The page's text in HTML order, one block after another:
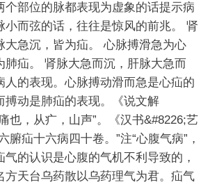
个部位的脉都表现为虚象的话提示病
而弦的话，往往是惊风的前兆。
肾
急沉，皆为疝。
心脉搏滑急为心
疝。
肾脉大急而沉，肝脉大急而
人的表现。心脉搏动滑而急是心疝的
搏动是肺疝的表现。《说文解
也，从疒，山声”。《汉书&#8226;艺
腑疝十六病四十卷。”注“心腹气病”，
气的认识是心腹的气机不利导致的，
方天台乌药散以乌药理气为君。疝气